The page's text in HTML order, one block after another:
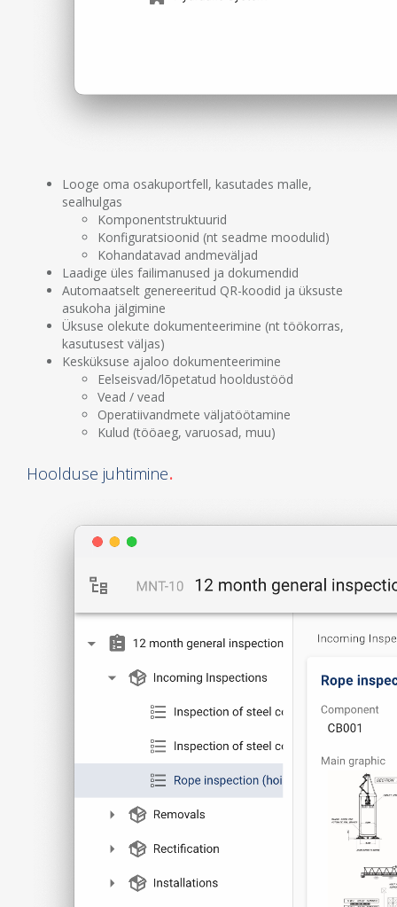
Looge oma osakuportfell, kasutades malle,
sealhulgas
Komponentstruktuurid
Konfiguratsioonid (nt seadme moodulid)
Kohandatavad andmeväljad
Laadige üles failimanused ja dokumendid
Automaatselt genereeritud QR-koodid ja üksuste
asukoha jälgimine
Üksuse olekute dokumenteerimine (nt töökorras,
kasutusest väljas)
Kesküksuse ajaloo dokumenteerimine
Eelseisvad/lõpetatud hooldustööd
Vead / vead
Operatiivandmete väljatöötamine
Kulud (tööaeg, varuosad, muu)
Hoolduse juhtimine